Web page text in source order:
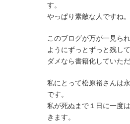
す。
やっぱり素敵な人ですね。
このブログが万が一見ら
ようにずっとずっと残し
ダメなら書籍化していただ
私にとって松原裕さんは
です。
私が死ぬまで１日に一度
きます。